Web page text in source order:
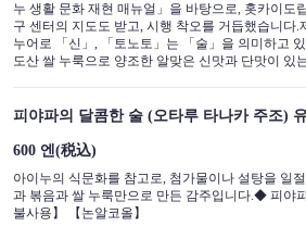
누 생활 문화 재현 매뉴얼」을 바탕으로, 홋카이도
구 센터의 지도도 받고, 시행 착오를 거듭했습니다.
누어로 「신」, 「토노토」는 「술」을 의미하고
도산 쌀 누룩으로 양조한 알맞은 신맛과 단맛이 있
피야파의 달콤한 술 (오타루 타나카 주조)
600 엔(税込)
아이누의 식문화를 참고로, 첨가물이나 설탕을 일
과 볶음과 쌀 누룩만으로 만든 감주입니다.◆ 피야
불사용】 【논알코올】